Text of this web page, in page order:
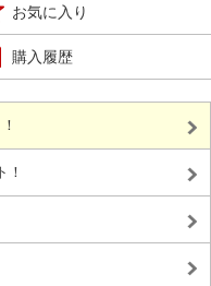
お気に入り
購入履歴
！